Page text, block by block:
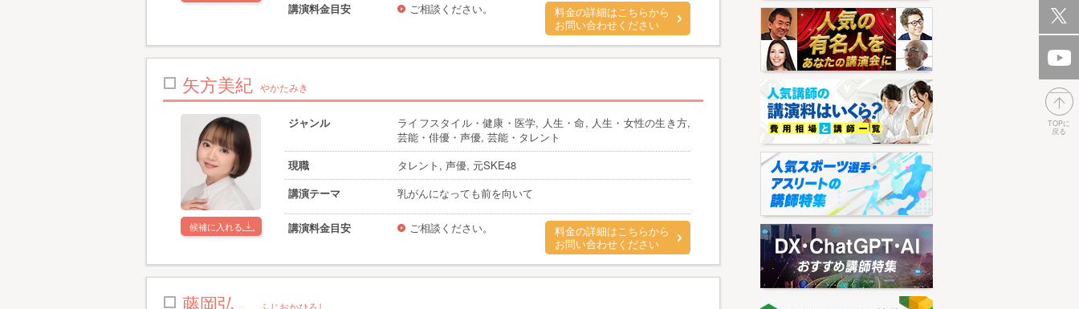
講演料金目安 ご相談ください。
料金の詳細はこちらから
お問い合わせください
矢方美紀 やかたみき
候補に入れる
ジャンル
ライフスタイル・健康・医学, 人生・命, 人生・女性の生き方,
芸能・俳優・声優, 芸能・タレント
現職
タレント, 声優, 元SKE48
講演テーマ
乳がんになっても前を向いて
講演料金目安 ご相談ください。
料金の詳細はこちらから
お問い合わせください
藤岡弘、 ふじおかひろし
TOPに
戻る